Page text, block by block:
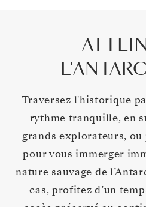
Traversez l'historique
rythme tranquille, en
grands explorateurs,
pour vous immerger
nature sauvage de
cas, profitez d’un